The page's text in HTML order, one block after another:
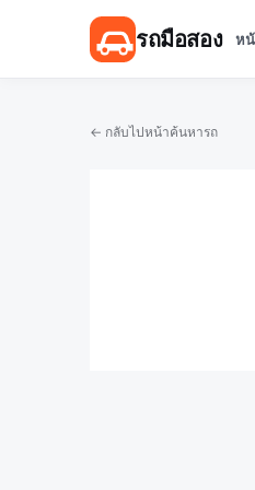
รถมือสอง ห
← กลับไปหน้าค้นหารถ